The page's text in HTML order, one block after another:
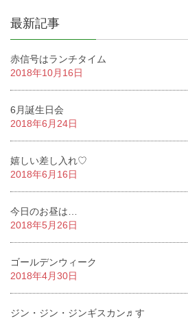
最新記事
赤信号はランチタイム
2018年10月16日
6月誕生日会
2018年6月24日
嬉しい差し入れ♡
2018年6月16日
今日のお昼は…
2018年5月26日
ゴールデンウィーク
2018年4月30日
ジン・ジン・ジンギスカン♬す